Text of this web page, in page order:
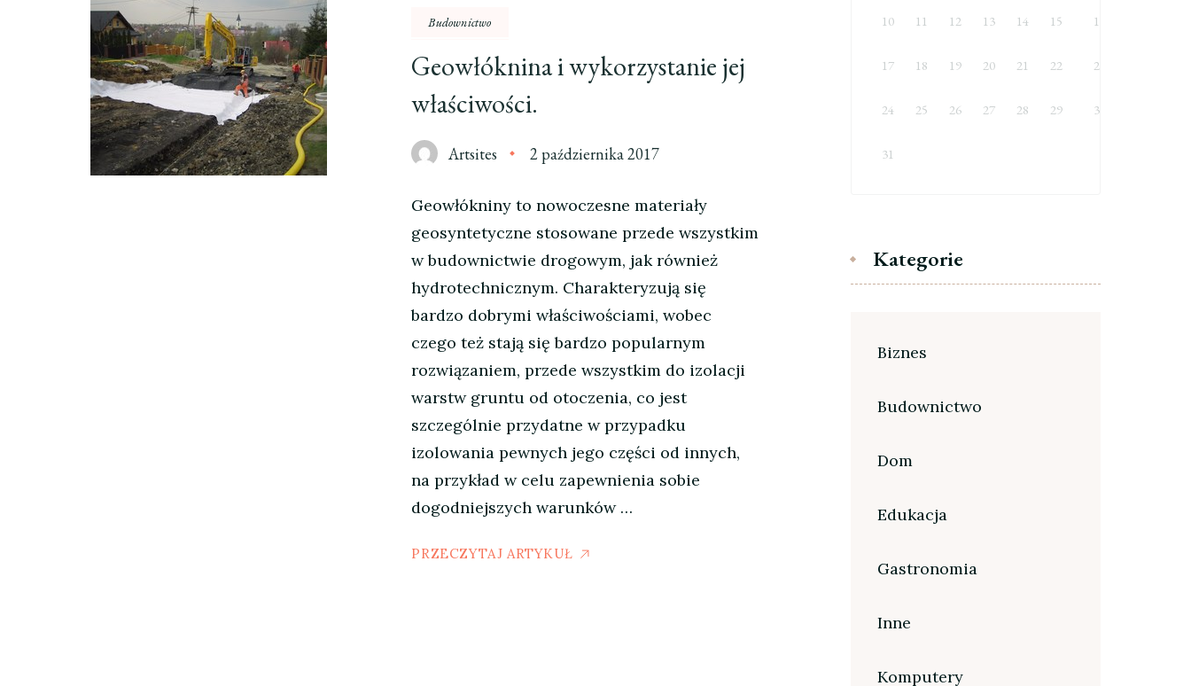
Budownictwo
Geowłóknina i wykorzystanie jej
właściwości.
Artsites 2 października 2017
Geowłókniny to nowoczesne materiały
geosyntetyczne stosowane przede wszystkim
w budownictwie drogowym, jak również
hydrotechnicznym. Charakteryzują się
bardzo dobrymi właściwościami, wobec
czego też stają się bardzo popularnym
rozwiązaniem, przede wszystkim do izolacji
warstw gruntu od otoczenia, co jest
szczególnie przydatne w przypadku
izolowania pewnych jego części od innych,
na przykład w celu zapewnienia sobie
dogodniejszych warunków …
PRZECZYTAJ ARTYKUŁ
10 11 12 13 14 15 16
17 18 19 20 21 22 23
24 25 26 27 28 29 30
31
Kategorie
Biznes
Budownictwo
Dom
Edukacja
Gastronomia
Inne
Komputery